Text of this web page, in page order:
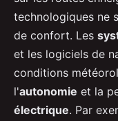
technologiques ne
de confort. Les
et les logiciels de
conditions
l'autonomie et la
électrique. Par